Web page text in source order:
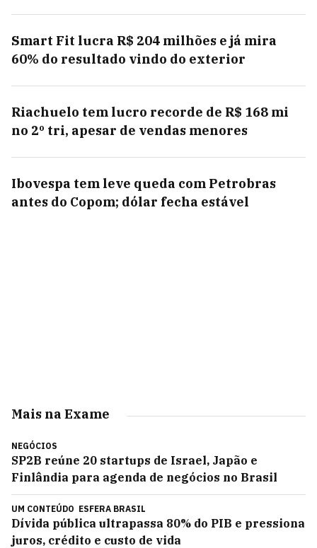
Smart Fit lucra R$ 204 milhões e já mira
60% do resultado vindo do exterior
Riachuelo tem lucro recorde de R$ 168 mi
no 2º tri, apesar de vendas menores
Ibovespa tem leve queda com Petrobras
antes do Copom; dólar fecha estável
Mais na Exame
NEGÓCIOS
SP2B reúne 20 startups de Israel, Japão e
Finlândia para agenda de negócios no Brasil
UM CONTEÚDO ESFERA BRASIL
Dívida pública ultrapassa 80% do PIB e pressiona
juros, crédito e custo de vida